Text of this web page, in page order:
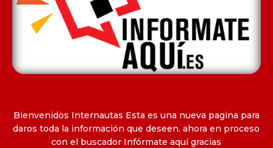
Bienvenidos Internautas Esta es una nueva pagina para
daros toda la información que deseen. ahora en proceso
con el buscador Infórmate aquí gracias